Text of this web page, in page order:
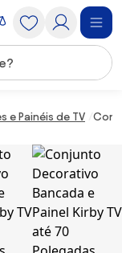
e Painéis de TV